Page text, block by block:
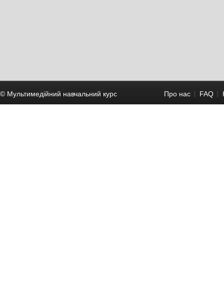
© Мультимедійний навчальний курc Про нас FAQ